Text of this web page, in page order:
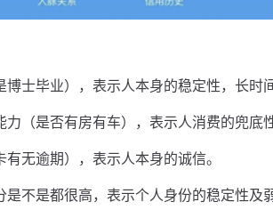
士毕业），表示人本身的稳定性，长时
（是否有房有车），表示人消费的兜底性
无逾期），表示人本身的诚信。
不是都很高，表示个人身份的稳定性及